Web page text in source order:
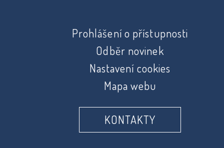
Prohlášení o přístupnosti
Odběr novinek
Nastavení cookies
Mapa webu
KONTAKTY